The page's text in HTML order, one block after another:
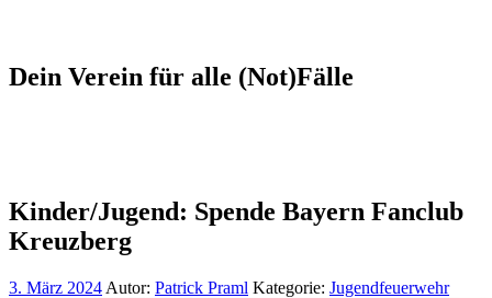
Dein Verein für alle (Not)Fälle
Kinder/Jugend: Spende Bayern Fanclub
Kreuzberg
3. März 2024 Autor: Patrick Praml Kategorie: Jugendfeuerwehr